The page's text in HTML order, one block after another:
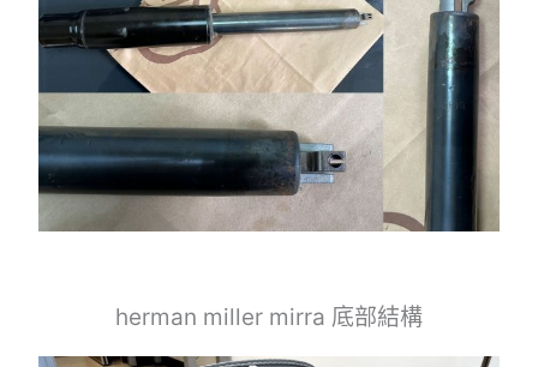
herman miller mirra 底部結構